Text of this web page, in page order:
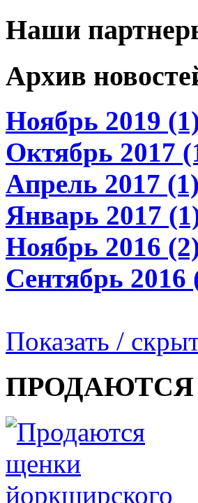
Наши
Архив
Ноябрь 2019
Октябрь 2017
Апрель 2017 (1)
Январь 2017
Ноябрь 2016
Сентябрь 2016
Показать /